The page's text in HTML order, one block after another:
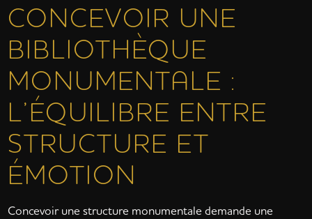
CONCEVOIR UNE
BIBLIOTHÈQUE
MONUMENTALE :
L’ÉQUILIBRE ENTRE
STRUCTURE ET
ÉMOTION
Concevoir une structure monumentale demande une